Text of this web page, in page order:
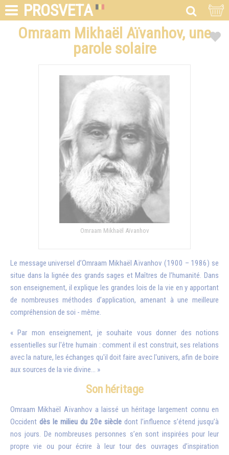
PROSVETA
Omraam Mikhaël Aïvanhov, une
parole solaire
Omraam Mikhaël Aïvanhov
Le message universel d’Omraam Mikhaël Aïvanhov (1900 – 1986) se
situe dans la lignée des grands sages et Maîtres de l’humanité. Dans
son enseignement, il explique les grandes lois de la vie en y apportant
de nombreuses méthodes d’application, amenant à une meilleure
compréhension de soi - même.
« Par mon enseignement, je souhaite vous donner des notions
essentielles sur l'être humain : comment il est construit, ses relations
avec la nature, les échanges qu'il doit faire avec l'univers, afin de boire
aux sources de la vie divine… »
Son héritage
Omraam Mikhaël Aïvanhov a laissé un héritage largement connu en
Occident dès le milieu du 20e siècle dont l’influence s’étend jusqu’à
nos jours. De nombreuses personnes s’en sont inspirées pour leur
propre vie ou pour écrire à leur tour des ouvrages d’inspiration